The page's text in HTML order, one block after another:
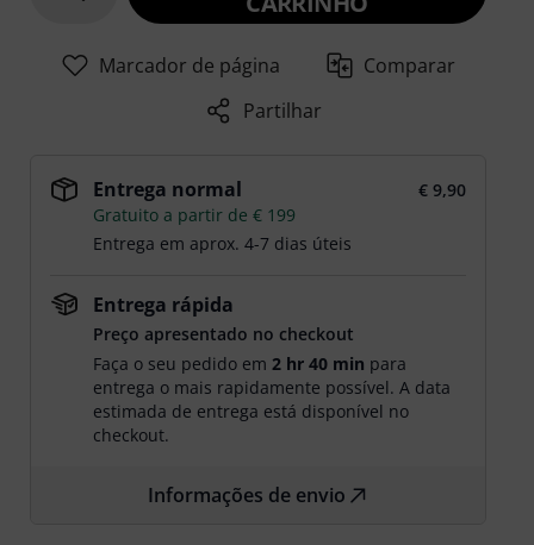
Marcador de página
Comparar
Partilhar
Entrega normal
€ 9,90
Gratuito a partir de € 199
Entrega em aprox. 4-7 dias úteis
Entrega rápida
Preço apresentado no checkout
Faça o seu pedido em2 hr 40 min para
entrega o mais rapidamente possível. A data
estimada de entrega está disponível no
checkout.
Informações de envio